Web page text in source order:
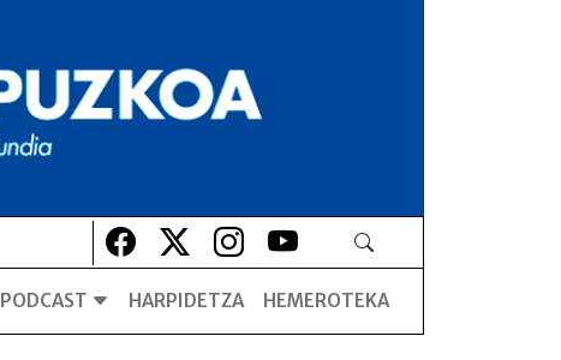
Lehio berrian irekiko da
Lehio berrian irekiko da
Lehio berrian irekiko da
Lehio berrian irekiko da
PODCAST HARPIDETZA HEMEROTEKA